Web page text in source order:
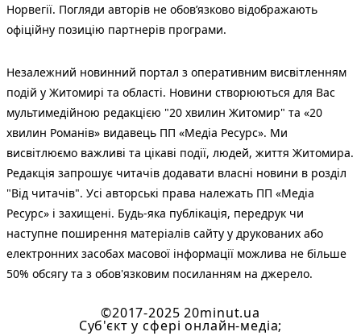
Норвегії. Погляди авторів не обов’язково відображають
офіційну позицію партнерів програми.
Незалежний новинний портал з оперативним висвітленням
подій у Житомирі та області. Новини створюються для Вас
мультимедійною редакцією "20 хвилин Житомир" та «20
хвилин Романів» видавець ПП «Медіа Ресурс». Ми
висвітлюємо важливі та цікаві події, людей, життя Житомира.
Редакція запрошує читачів додавати власні новини в розділ
"Від читачів". Усі авторські права належать ПП «Медіа
Ресурс» і захищені. Будь-яка публiкацiя, передрук чи
наступне поширення матеріалів сайту у друкованих або
електронних засобах масової інформації можлива не більше
50% обсягу та з обов'язковим посиланням на джерело.
©2017-2025 20minut.ua
Cуб'єкт у сфері онлайн-медіа;